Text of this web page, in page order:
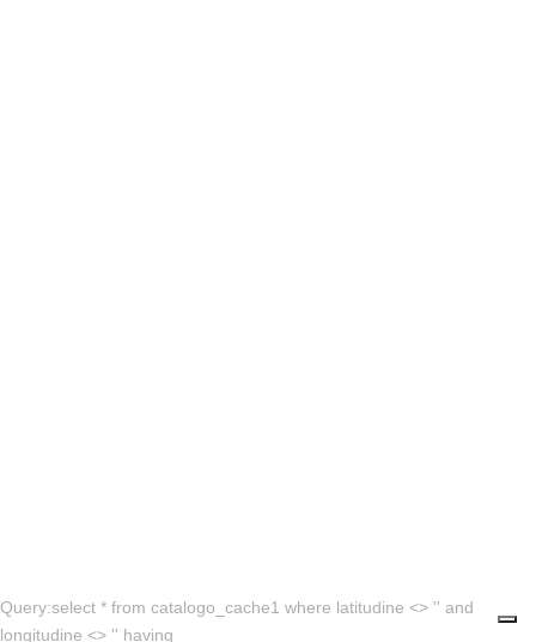
Query:select * from catalogo_cache1 where latitudine <> '' and
longitudine <> '' having